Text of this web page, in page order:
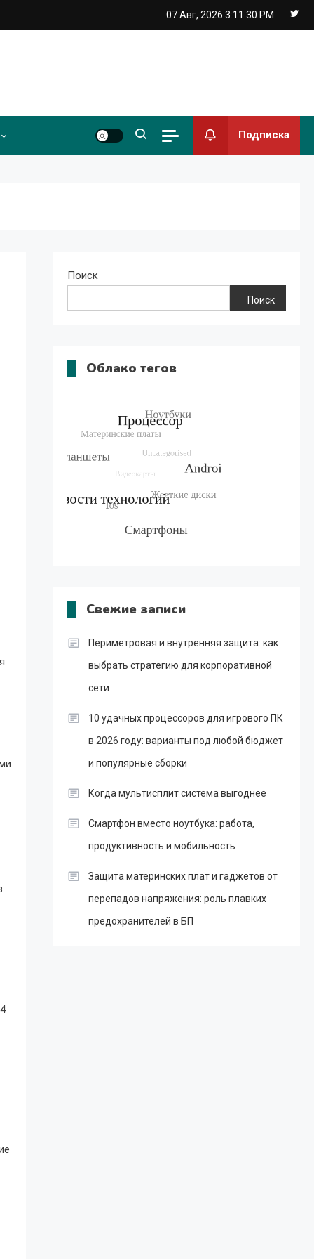
07 Авг, 2026 3:11:31 PM
Подписка
Поиск
Поиск
Облако тегов
Свежие записи
Периметровая и внутренняя защита: как
выбрать стратегию для корпоративной
сети
10 удачных процессоров для игрового ПК
в 2026 году: варианты под любой бюджет
и популярные сборки
Когда мультисплит система выгоднее
Смартфон вместо ноутбука: работа,
продуктивность и мобильность
Защита материнских плат и гаджетов от
перепадов напряжения: роль плавких
предохранителей в БП